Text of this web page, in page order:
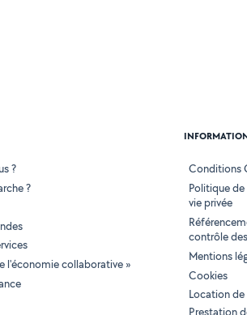
?
?
l'économie collaborative »
Conditions
Politique
vie privée
contrôle
Mentions
Cookies
Location
Prestation